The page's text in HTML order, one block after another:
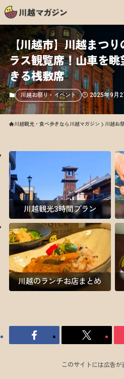
【川越市】川越まつり
ラス観覧席！山車を
きる桟敷席
川越お祭り・イベント 2025年9月
川越観光・食べ歩きなら川越マガジン 川越お
川越観光3時間プラン
川越のランチお店まとめ
このサイトには広告が